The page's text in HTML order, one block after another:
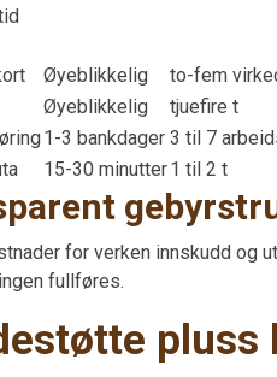
Øyeblikkelig to-fem
Øyeblikkelig tjuefire t
1-3 bankdager 3 til 7
15-30 minutter1 til 2 t
for verken innskudd og
fullføres.